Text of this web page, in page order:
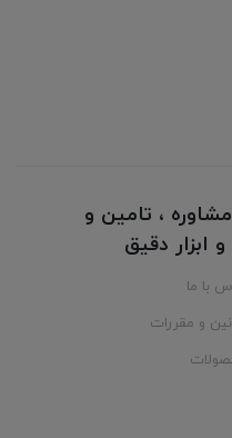
، تامین و
ابزار دقیق
با ما
و مقررات